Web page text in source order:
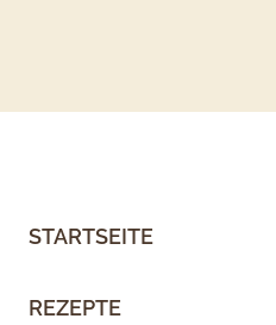
STARTSEITE
REZEPTE